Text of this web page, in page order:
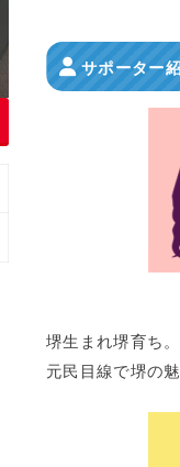
サポーター
堺生まれ堺育ち
元民目線で堺の